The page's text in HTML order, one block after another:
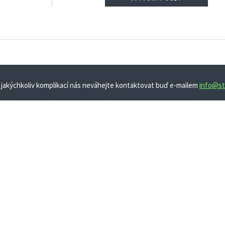
jakýchkoliv komplikací nás neváhejte kontaktovat buď e-mailem